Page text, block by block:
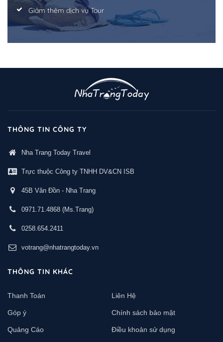
Giảm thêm dịch vụ Tour
THÔNG TIN CÔNG TY
Nha Trang Today Travel
Trực thuộc Công ty TNHH DV&CN ISB
45B Vân Đồn - Nha Trang
0971.71.4868 (Ms.Trang)
0258.654.2411
votrang@nhatrangtoday.vn
THÔNG TIN KHÁC
Thanh Toán Liên Hệ
Góp ý Chính sách bảo mật
Quảng Cáo Điều khoản sử dụng